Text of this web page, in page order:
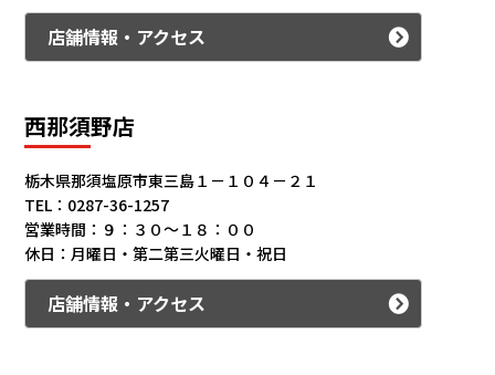
店舗情報・アクセス
西那須野店
栃木県那須塩原市東三島１－１０４－２１
TEL：0287-36-1257
営業時間：９：３０～１８：００
休日：月曜日・第二第三火曜日・祝日
店舗情報・アクセス